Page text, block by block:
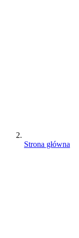
Strona główna